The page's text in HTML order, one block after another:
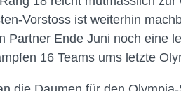
Vorstoss ist weiterhin
Partner Ende Juni noch eine
16 Teams ums letzte